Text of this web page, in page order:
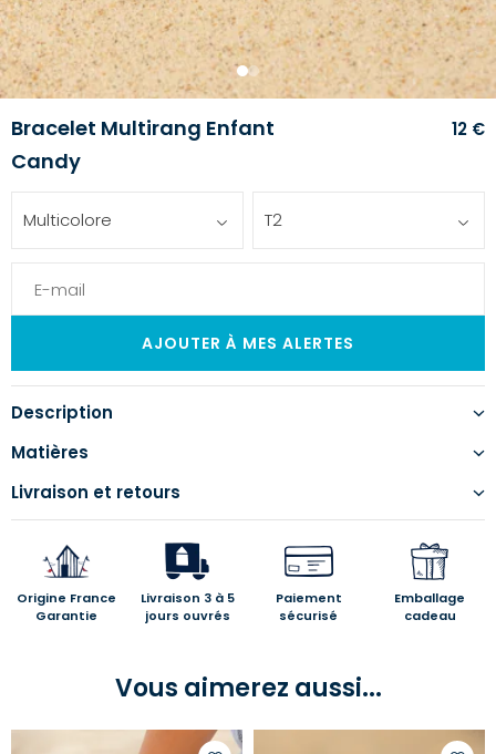
1 2
Bracelet Multirang Enfant
Candy
12 €
Multicolore T2
Description
Matières
Livraison et retours
Origine France
Garantie
Livraison 3 à 5
jours ouvrés
Paiement
sécurisé
Emballage
cadeau
Vous aimerez aussi...